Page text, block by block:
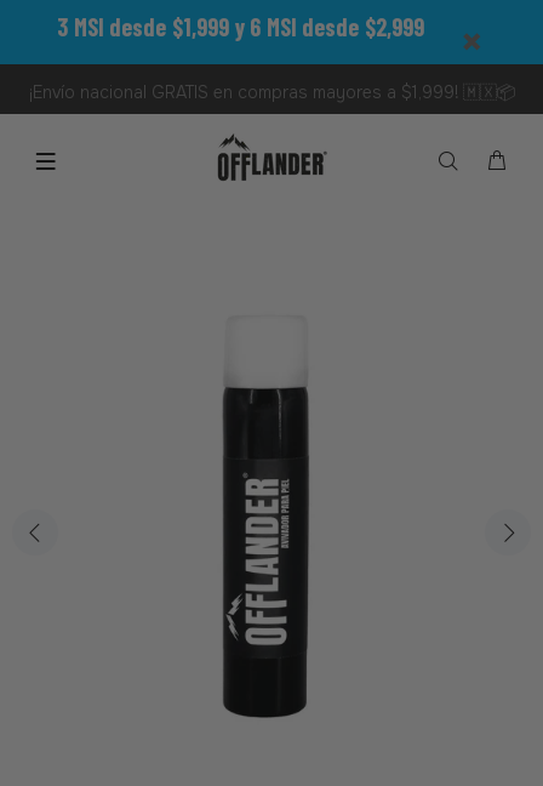
3 MSI desde $1,999 y 6 MSI desde $2,999
¡Envío nacional GRATIS en compras mayores a $1,999! 🇲🇽📦